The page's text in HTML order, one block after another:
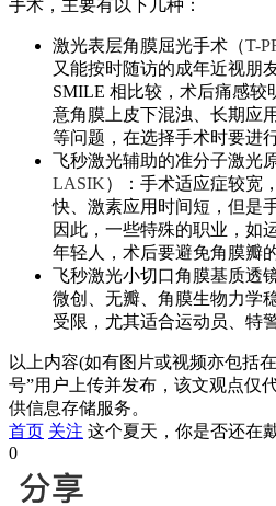
手术，主要有以下几种：
激光表层角膜屈光手术（T-
又能按时随访的成年近视朋
SMILE 相比较，术后痛感较
意角膜上皮下混浊、长期应
等问题，在选择手术时要进
飞秒激光辅助的准分子激光
LASIK）：手术适应症较宽
快、激素应用时间短，但是
因此，一些特殊的职业，如
年轻人，术后要避免角膜瓣
飞秒激光小切口角膜基质透
微创、无瓣、角膜生物力学
受限，尤其适合运动员、特
以上内容(如有图片或视频亦包括
号”用户上传并发布，该文观点仅
供信息存储服务。
首页 关注 这个夏天，你是否还在
0